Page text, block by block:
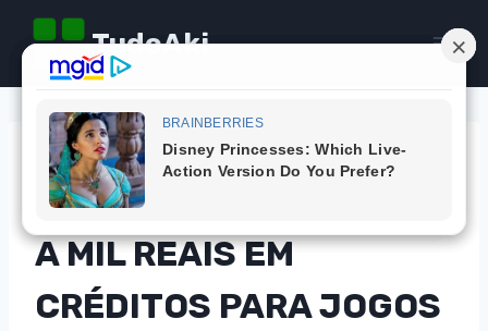
Pular
para
TudoAki
CAMPANHAS
PARTICIPE E CONCORRA
A MIL REAIS EM
CRÉDITOS PARA JOGOS